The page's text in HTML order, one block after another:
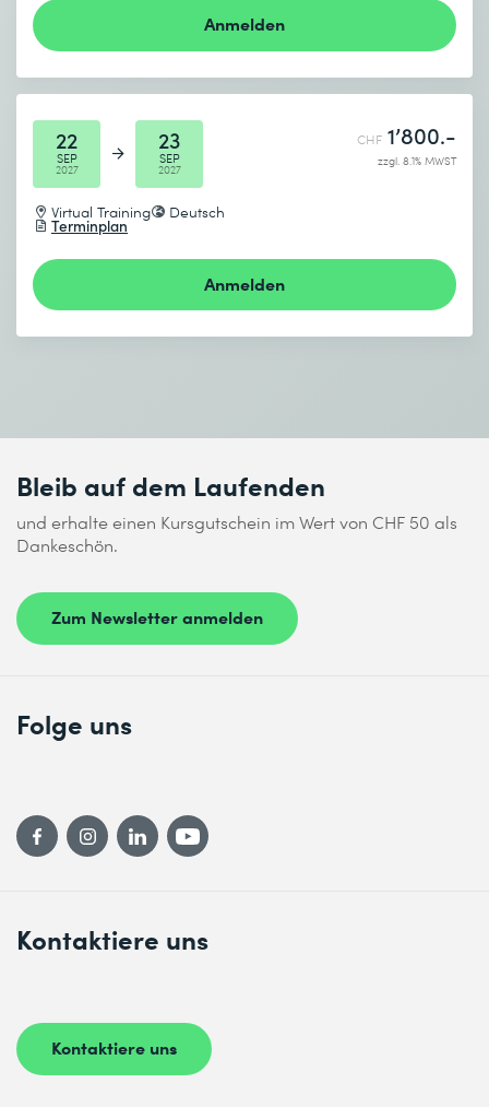
Anmelden
22
SEP
2027
23
SEP
2027
Virtual Training Deutsch
Terminplan
CHF 1’800.-
zzgl. 8.1% MWST
Anmelden
Bleib auf dem Laufenden
und erhalte einen Kursgutschein im Wert von CHF 50 als
Dankeschön.
Zum Newsletter anmelden
Kontaktiere uns
Kontaktiere uns
Folge uns